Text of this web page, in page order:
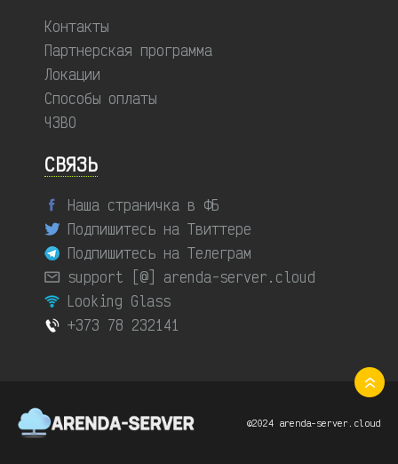
Контакты
Партнерская программа
Локации
Способы оплаты
ЧЗВО
СВЯЗЬ
Наша страничка в ФБ
Подпишитесь на Твиттере
Подпишитесь на Телеграм
support [@] arenda-server.cloud
Looking Glass
+373 78 232141
©2024 arenda-server.cloud